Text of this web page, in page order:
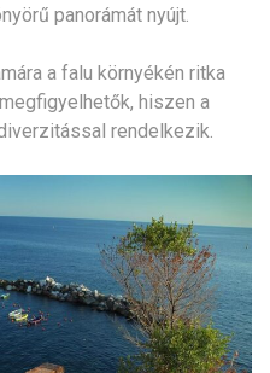
panorámát nyújt.
a falu környékén ritka
hiszen a
rendelkezik.